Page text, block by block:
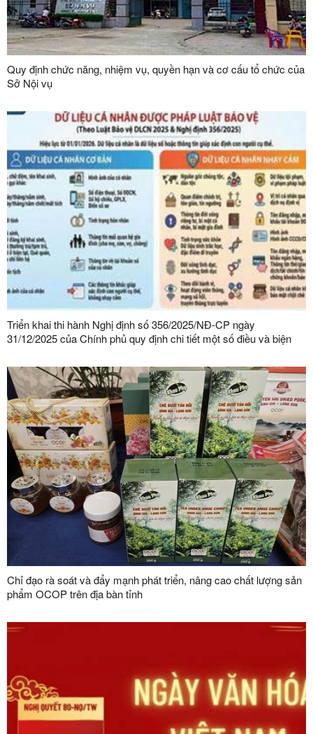
Quy định chức năng, nhiệm vụ, quyền hạn và cơ cấu tổ chức của
Sở Nội vụ
Triển khai thi hành Nghị định số 356/2025/NĐ-CP ngày
31/12/2025 của Chính phủ quy định chi tiết một số điều và biện
Sơn
Chỉ đạo rà soát và đẩy mạnh phát triển, nâng cao chất lượng sản
phẩm OCOP trên địa bàn tỉnh